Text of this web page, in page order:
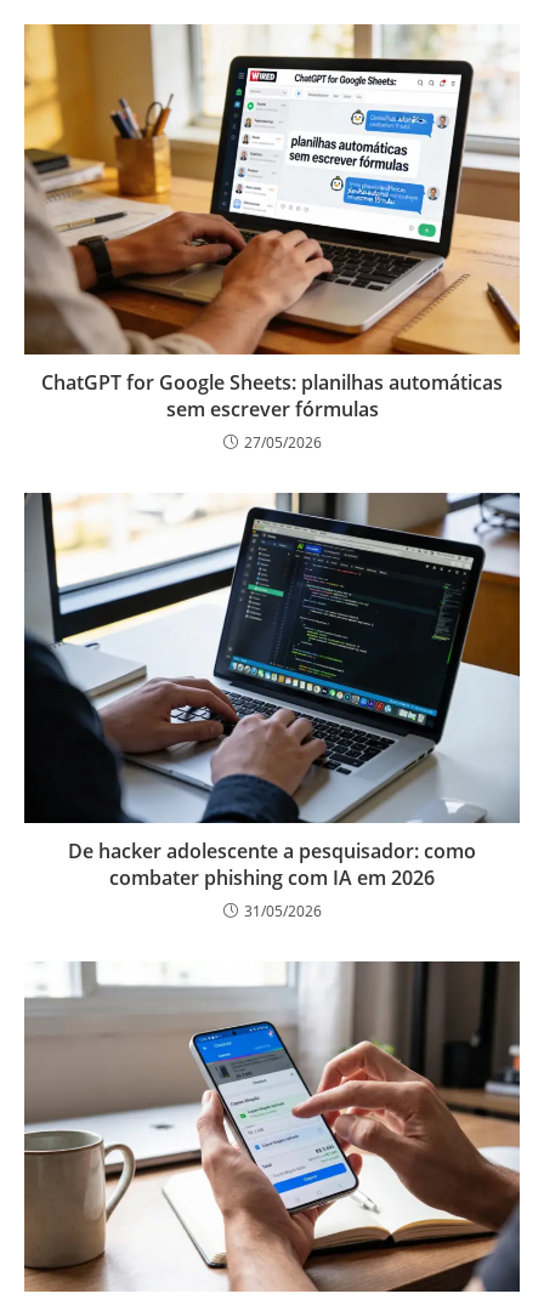
ChatGPT for Google Sheets: planilhas automáticas
sem escrever fórmulas
27/05/2026
De hacker adolescente a pesquisador: como
combater phishing com IA em 2026
31/05/2026